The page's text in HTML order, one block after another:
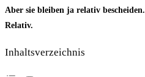
Aber sie bleiben ja relativ bescheiden.
Relativ.
Inhaltsverzeichnis